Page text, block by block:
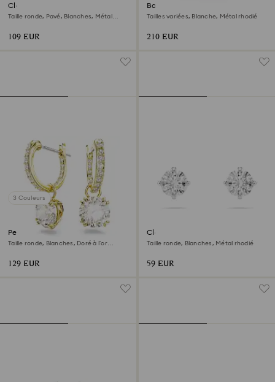
Clous d'oreilles Una Angelic
Taille ronde, Pavé, Blanches, Métal
109 EUR
Bague Hyperbola
Tailles variées, Blanche, Métal rhodié
210 EUR
3 Couleurs
Pendants d'oreilles Stilla
Taille ronde, Blanches, Doré à l’or
129 EUR
Clous d'oreilles Stilla Attract
Taille ronde, Blanches, Métal rhodié
59 EUR